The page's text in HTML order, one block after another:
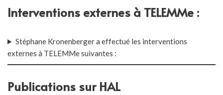
Interventions externes à TELEMMe :
Stéphane Kronenberger a effectué les interventions
externes à TELEMMe suivantes :
Publications sur HAL